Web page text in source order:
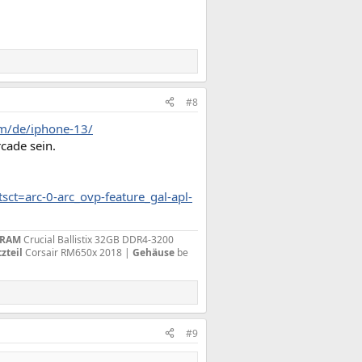
#8
de/iphone-13/
sein.
0-arc_ovp-feature_gal-apl-
RAMCrucial Ballistix 32GB DDR4-3200
Corsair RM650x 2018 | Gehäuse be
#9